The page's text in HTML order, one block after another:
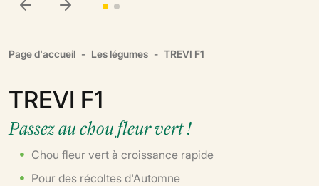
Page d'accueil Les légumes TREVI F1
TREVI F1
Passez au chou fleur vert !
Chou fleur vert à croissance rapide
Pour des récoltes d'Automne